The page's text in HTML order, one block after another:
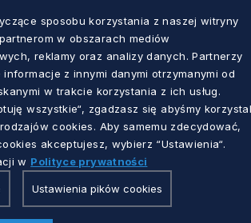
wsparciem z Planu
systemu koordynacji i
sposobu korzystania z naszej witryny
w obszarach mediów
reklamy oraz analizy danych. Partnerzy
informacje z innymi danymi otrzymanymi od
w trakcie korzystania z ich usług.
wszystkie“, zgadzasz się abyśmy
cookies. Aby samemu zdecydować,
akceptujesz, wybierz “Ustawienia“.
w Polityce prywatności
Ustawienia pików cookies